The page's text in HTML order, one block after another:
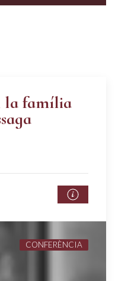
la família
CONFERÈNCIA